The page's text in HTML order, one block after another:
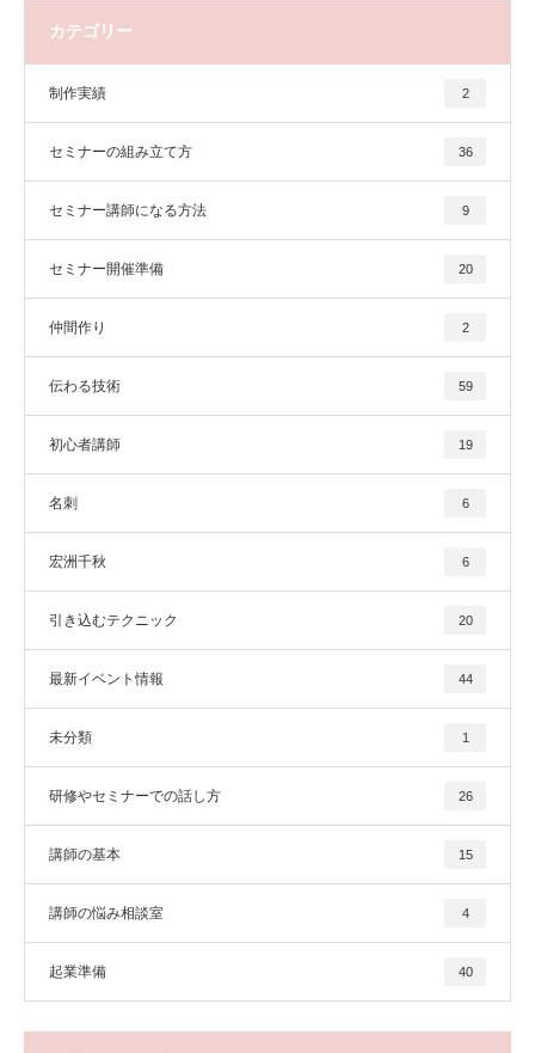
カテゴリー
制作実績 2
セミナーの組み立て方 36
セミナー講師になる方法 9
セミナー開催準備 20
仲間作り 2
伝わる技術 59
初心者講師 19
名刺 6
宏洲千秋 6
引き込むテクニック 20
最新イベント情報 44
未分類 1
研修やセミナーでの話し方 26
講師の基本 15
講師の悩み相談室 4
起業準備 40